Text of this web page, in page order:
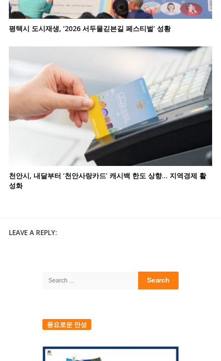
평택시 도시재생, ‘2026 서두물긷븐길 페스티벌’ 성황
천안시, 내달부터 ‘천안사랑카드’ 캐시백 한도 상향… 지역경제 활
성화
LEAVE A REPLY:
Search
풍요로운 안성